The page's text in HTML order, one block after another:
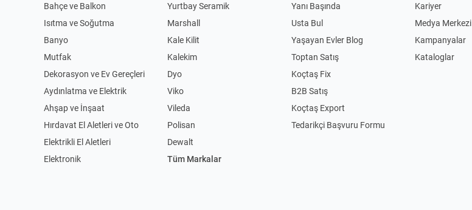
Bahçe ve Balkon
Isıtma ve Soğutma
Banyo
Mutfak
Dekorasyon ve Ev Gereçleri
Aydınlatma ve Elektrik
Ahşap ve İnşaat
Hırdavat El Aletleri ve Oto
Elektrikli El Aletleri
Elektronik
Yurtbay Seramik
Marshall
Kale Kilit
Kalekim
Dyo
Viko
Vileda
Polisan
Dewalt
Tüm Markalar
Yanı Başında
Usta Bul
Yaşayan Evler Blog
Toptan Satış
Koçtaş Fix
B2B Satış
Koçtaş Export
Tedarikçi Başvuru Formu
Kariyer
Medya Merkezi
Kampanyalar
Kataloglar